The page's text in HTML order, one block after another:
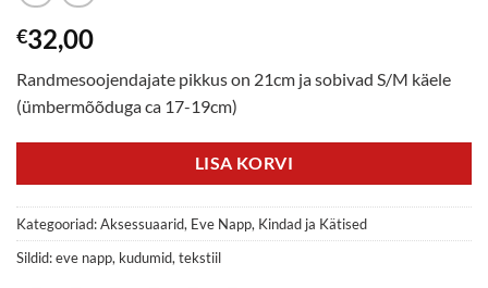
€32,00
Randmesoojendajate pikkus on 21cm ja sobivad S/M käele
(ümbermõõduga ca 17-19cm)
LISA KORVI
Kategooriad:Aksessuaarid, Eve Napp, Kindad ja Kätised
Sildid:eve napp, kudumid,tekstiil